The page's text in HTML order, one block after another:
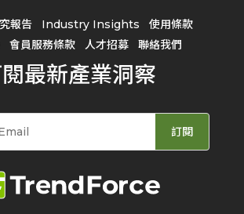
報告 Industry Insights
使用條款
會員服務條款 人才招募 聯絡我們
最新產業洞察
訂閱